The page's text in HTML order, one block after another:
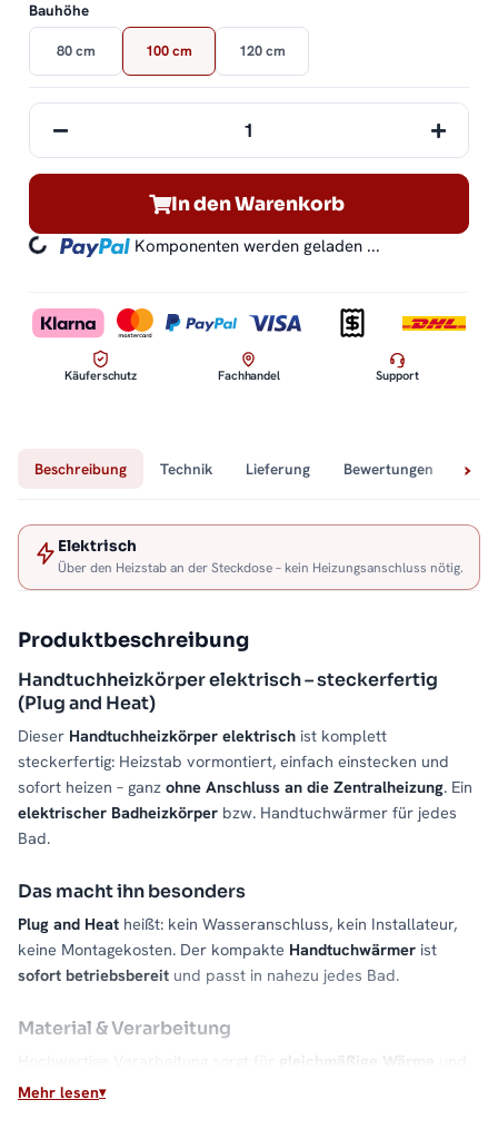
Bauhöhe
80 cm 100 cm 120 cm
In den Warenkorb
Loading... Komponenten werden geladen ...
Käuferschutz Fachhandel Support
Beschreibung Technik Lieferung Bewertungen
Elektrisch
Über den Heizstab an der Steckdose – kein Heizungsanschluss nötig.
Produktbeschreibung
Handtuchheizkörper elektrisch – steckerfertig
(Plug and Heat)
Dieser Handtuchheizkörper elektrisch ist komplett
steckerfertig: Heizstab vormontiert, einfach einstecken und
sofort heizen – ganz ohne Anschluss an die Zentralheizung. Ein
elektrischer Badheizkörper bzw. Handtuchwärmer für jedes
Bad.
Das macht ihn besonders
Plug and Heat heißt: kein Wasseranschluss, kein Installateur,
keine Montagekosten. Der kompakte Handtuchwärmer ist
sofort betriebsbereit und passt in nahezu jedes Bad.
Material & Verarbeitung
gleichmäßige Wärme
eine lange Lebensdauer im täglichen Einsatz.
Mehr lesen